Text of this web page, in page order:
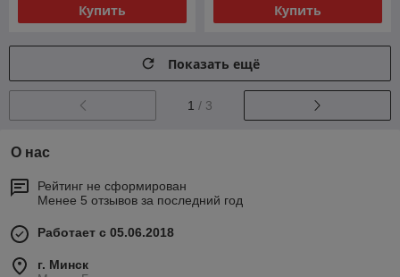
Купить Купить
Показать ещё
1 / 3
О нас
Рейтинг не сформирован
Менее 5 отзывов за последний год
Работает с 05.06.2018
г. Минск